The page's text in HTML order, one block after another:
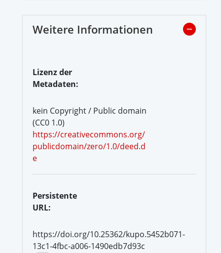
Weitere Informationen
Lizenz der
Metadaten:
kein Copyright / Public domain
(CC0 1.0)
https://creativecommons.org/
publicdomain/zero/1.0/deed.d
e
Persistente
URL:
https://doi.org/10.25362/kupo.5452b071-
13c1-4fbc-a006-1490edb7d93c